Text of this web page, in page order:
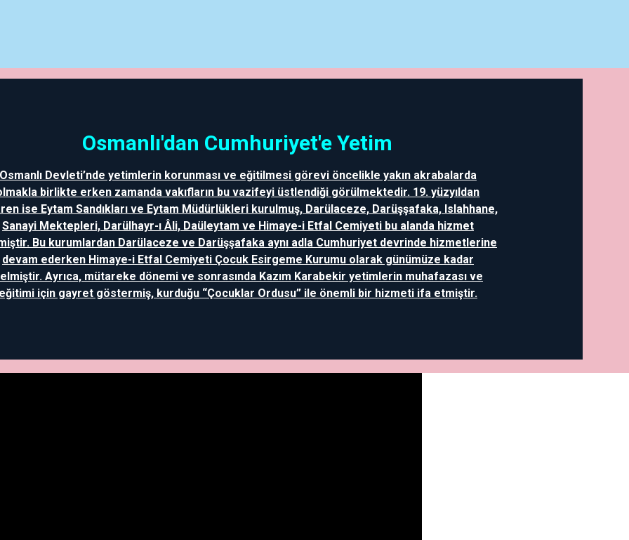
Osmanlı'dan Cumhuriyet'e Yetim
Devleti’nde yetimlerin korunması ve eğitilmesi görevi öncelikle yakın akrabalarda
birlikte erken zamanda vakıfların bu vazifeyi üstlendiği görülmektedir. 19. yüzyıldan
ise Eytam Sandıkları ve Eytam Müdürlükleri kurulmuş, Darülaceze, Darüşşafaka, Islahhane,
Sanayi Mektepleri, Darülhayr-ı Âli, Daüleytam ve Himaye-i Etfal Cemiyeti bu alanda hizmet
Bu kurumlardan Darülaceze ve Darüşşafaka aynı adla Cumhuriyet devrinde hizmetlerine
devam ederken Himaye-i Etfal Cemiyeti Çocuk Esirgeme Kurumu olarak günümüze kadar
Ayrıca, mütareke dönemi ve sonrasında Kazım Karabekir yetimlerin muhafazası ve
için gayret göstermiş, kurduğu “Çocuklar Ordusu” ile önemli bir hizmeti ifa etmiştir.